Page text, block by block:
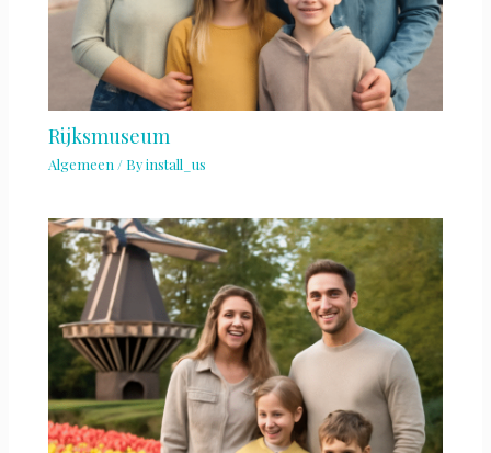
Rijksmuseum
Algemeen / Byinstall_us